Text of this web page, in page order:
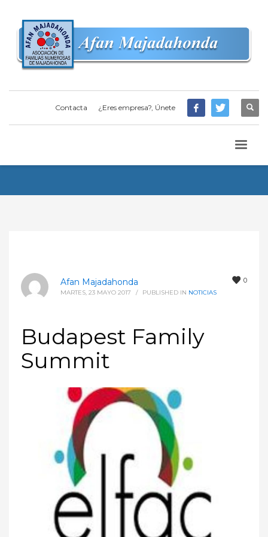
Contacta ¿Eres empresa?, Únete
0
Afan Majadahonda
MARTES, 23 MAYO 2017 / PUBLISHED IN NOTICIAS
Budapest Family
Summit